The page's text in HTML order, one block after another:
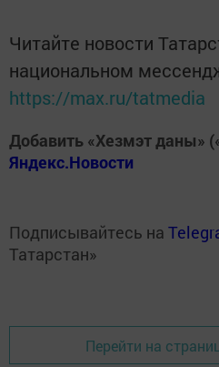
Читайте новости
национальном
https://max.ru/tatmedia
Добавить «Хезмэт даны»
Яндекс.Новости
Подписывайтесь на
Татарстан»
Перейти на